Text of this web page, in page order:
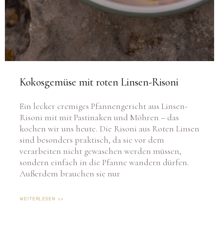
Kokosgemüse mit roten Linsen-Risoni
Ein lecker cremiges Pfannengericht aus Linsen-
Risoni mit mit Pastinaken und Möhren – das
kochen wir uns heute. Die Risoni aus Roten Linsen
sind besonders praktisch, da sie vor dem
verarbeiten nicht gewaschen werden müssen,
sondern einfach in die Pfanne wandern dürfen.
Außerdem brauchen sie nur
WEITERLESEN >>